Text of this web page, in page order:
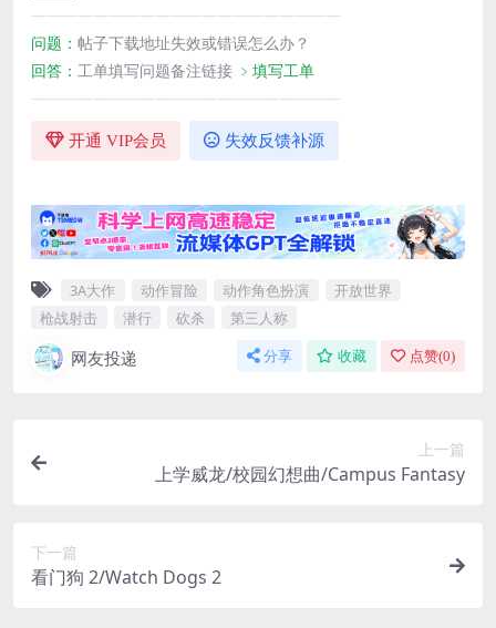
————————————————————
问题： 帖子下载地址失效或错误怎么办？
回答： 工单填写问题备注链接 ﹥填写工单
————————————————————
开通 VIP会员 失效反馈补源
3A大作 动作冒险 动作角色扮演
开放世界
枪战射击
潜行 砍杀 第三人称
网友投递 分享 收藏 点赞(0)
上一篇
上学威龙/校园幻想曲/Campus Fantasy
下一篇
看门狗 2/Watch Dogs 2